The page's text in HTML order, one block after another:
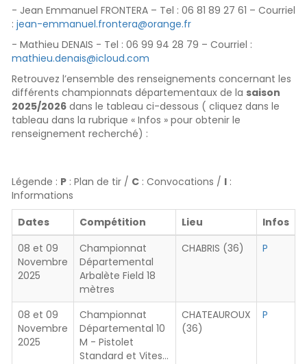
- Jean Emmanuel FRONTERA – Tel : 06 81 89 27 61 – Courriel
: jean-emmanuel.frontera@orange.fr
- Mathieu DENAIS - Tel : 06 99 94 28 79 – Courriel :
mathieu.denais@icloud.com
Retrouvez l’ensemble des renseignements concernant les
différents championnats départementaux de la saison
2025/2026 dans le tableau ci-dessous ( cliquez dans le
tableau dans la rubrique « Infos » pour obtenir le
renseignement recherché) :
Légende : P : Plan de tir / C : Convocations / I :
Informations
Dates
Compétition Lieu
Infos
08 et 09
Novembre
2025
Championnat
Départemental
Arbalète Field 18
mètres
CHABRIS (36) P
08 et 09
Novembre
2025
Championnat
Départemental 10
M - Pistolet
Standard et Vites…
CHATEAUROUX
(36)
P